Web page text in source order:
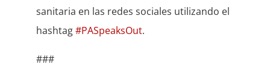
sanitaria en las redes sociales utilizando el
hashtag#PASpeaksOut.
###